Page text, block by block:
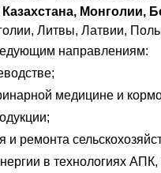
Монголии,
Литвы, Латвии,
направлениям:
медицине и
ремонта
в технологиях